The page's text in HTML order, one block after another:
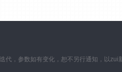
代，参数如有变化，恕不另行通知，以zui